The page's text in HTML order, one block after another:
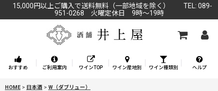
15,000円以上ご購入で送料無料（一部地域を除く） TEL: 089-
951-0268 火曜定休日 9時～19時
おすすめ ご利用案内 ワインTOP ワイン産地別 ワイン種類別 ヘルプ
HOME > 日本酒 > W（ダブリュー）